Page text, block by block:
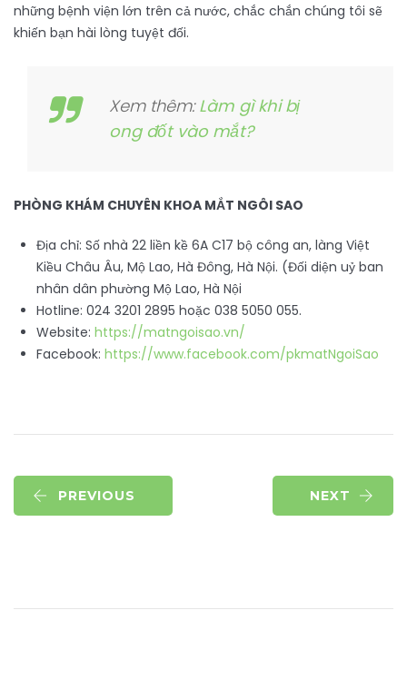
những bệnh viện lớn trên cả nước, chắc chắn chúng tôi sẽ
khiến bạn hài lòng tuyệt đối.
Xem thêm:Làm gì khi bị
ong đốt vào mắt?
PHÒNG KHÁM CHUYÊN KHOA MẮT NGÔI SAO
Địa chỉ: Số nhà 22 liền kề 6A C17 bộ công an, làng Việt
Kiều Châu Âu, Mộ Lao, Hà Đông, Hà Nội. (Đối diện uỷ ban
nhân dân phường Mộ Lao, Hà Nội
Hotline: 024 3201 2895 hoặc 038 5050 055.
Website: https://matngoisao.vn/
Facebook: https://www.facebook.com/pkmatNgoiSao
PREVIOUS NEXT